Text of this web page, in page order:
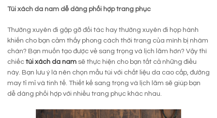
Túi xách da nam dễ dàng phối hợp trang phục
Thường xuyên đi gặp gỡ đối tác hay thường xuyên đi họp hành
khiến cho bạn cảm thấy phong cách thời trang của mình bị nhàm
chán? Bạn muốn tạo được vẻ sang trọng và lịch lãm hơn? Vậy thì
chiếc túi xách da nam sẽ thực hiện cho bạn tất cả những điều
này. Bạn lưu ý là nên chọn mẫu túi với chất liệu da cao cấp, đường
may tỉ mỉ và tinh tế. Thiết kế sang trọng và lịch lãm sẽ giúp bạn
dễ dàng phối hợp với nhiều trang phục khác nhau.